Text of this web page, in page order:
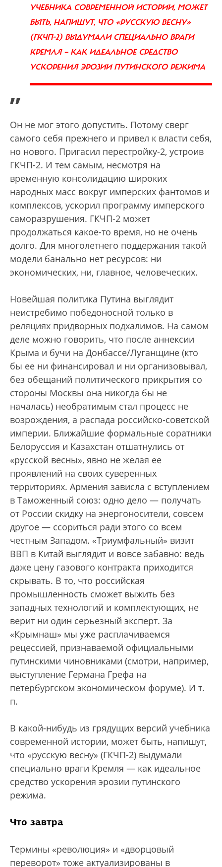
УЧЕБНИКА СОВРЕМЕННОЙ ИСТОРИИ, МОЖЕТ
БЫТЬ, НАПИШУТ, ЧТО «РУССКУЮ ВЕСНУ»
(ГКЧП-2) ВЫДУМАЛИ СПЕЦИАЛЬНО ВРАГИ
КРЕМЛЯ — КАК ИДЕАЛЬНОЕ СРЕДСТВО
УСКОРЕНИЯ ЭРОЗИИ ПУТИНСКОГО РЕЖИМА
”
Он не мог этого допустить. Потому сверг
самого себя прежнего и привел к власти себя,
но нового. Пригасил перестройку-2, устроив
ГКЧП-2. И тем самым, несмотря на
временную консолидацию широких
народных масс вокруг имперских фантомов и
комплексов, ускорил программу имперского
саморазрушения. ГКЧП-2 может
продолжаться какое-то время, но не очень
долго. Для многолетнего поддержания такой
модели банально нет ресурсов: ни
экономических, ни, главное, человеческих.
Новейшая политика Путина выглядит
неистребимо победоносной только в
реляциях придворных подхалимов. На самом
деле можно говорить, что после аннексии
Крыма и бучи на Донбассе/Луганщине (кто
бы ее ни финансировал и ни организовывал,
без обещаний политического прикрытия со
стороны Москвы она никогда бы не
началась) необратимым стал процесс не
возрождения, а распада российско-советской
империи. Ближайшие формальные соратники
Белоруссия и Казахстан отшатнулись от
«русской весны», явно не желая ее
проявлений на своих суверенных
территориях. Армения зависла с вступлением
в Таможенный союз: одно дело — получать
от России скидку на энергоносители, совсем
другое — ссориться ради этого со всем
честным Западом. «Триумфальный» визит
ВВП в Китай выглядит и вовсе забавно: ведь
даже цену газового контракта приходится
скрывать. В то, что российская
промышленность сможет выжить без
западных технологий и комплектующих, не
верит ни один серьезный эксперт. За
«Крымнаш» мы уже расплачиваемся
рецессией, признаваемой официальными
путинскими чиновниками (смотри, например,
выступление Германа Грефа на
петербургском экономическом форуме). И т.
п.
В какой-нибудь из грядущих версий учебника
современной истории, может быть, напишут,
что «русскую весну» (ГКЧП-2) выдумали
специально враги Кремля — как идеальное
средство ускорения эрозии путинского
режима.
Что завтра
Термины «революция» и «дворцовый
переворот» тоже актуализированы в